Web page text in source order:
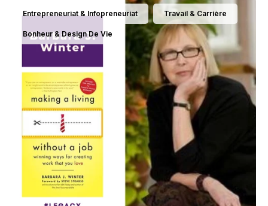
Entrepreneuriat & Infopreneuriat Travail & Carrière
Bonheur & Design De Vie